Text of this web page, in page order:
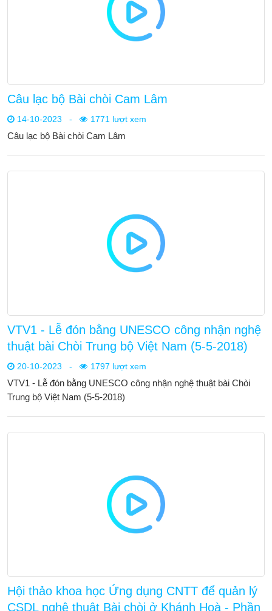
Câu lạc bộ Bài chòi Cam Lâm
14-10-2023 - 1771 lượt xem
Câu lạc bộ Bài chòi Cam Lâm
VTV1 - Lễ đón bằng UNESCO công nhận nghệ
thuật bài Chòi Trung bộ Việt Nam (5-5-2018)
20-10-2023 - 1797 lượt xem
VTV1 - Lễ đón bằng UNESCO công nhận nghệ thuật bài Chòi
Trung bộ Việt Nam (5-5-2018)
Hội thảo khoa học Ứng dụng CNTT để quản lý
CSDL nghệ thuật Bài chòi ở Khánh Hoà - Phần